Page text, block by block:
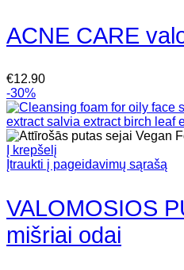
ACNE CARE
€12.90
-30%
Į krepšelį
Įtraukti į pageidavimų sąrašą
VALOMOSIOS
mišriai odai